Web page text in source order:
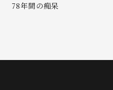
78年間の痴呆